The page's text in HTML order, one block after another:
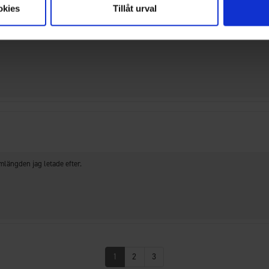
Tillåt urval
jag letade efter.
1 2 3